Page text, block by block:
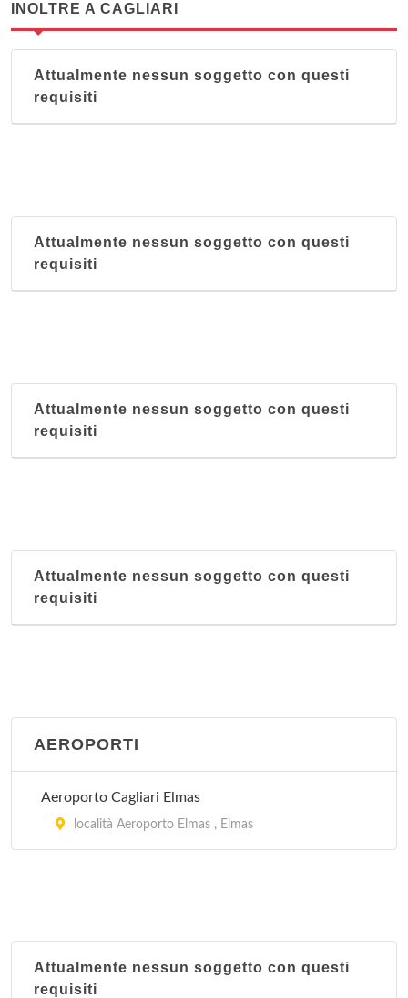
INOLTRE A CAGLIARI
Attualmente nessun soggetto con questi
requisiti
Attualmente nessun soggetto con questi
requisiti
Attualmente nessun soggetto con questi
requisiti
Attualmente nessun soggetto con questi
requisiti
AEROPORTI
Aeroporto Cagliari Elmas
località Aeroporto Elmas , Elmas
Attualmente nessun soggetto con questi
requisiti